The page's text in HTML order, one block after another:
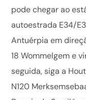
pode chegar ao
autoestrada E34/
Antuérpia em
18 Wommelgem e
seguida, siga a
N120